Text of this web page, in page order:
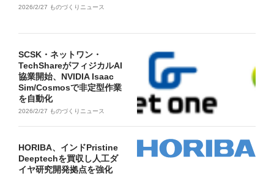
2026/2/27 ものづくりニュース
SCSK・ネットワン・
TechShareがフィジカルAI
協業開始、NVIDIA Isaac
Sim/Cosmosで非定型作業
を自動化
2026/2/27 ものづくりニュース
HORIBA、インドPristine
Deeptechを買収し人工ダ
イヤ研究開発拠点を強化